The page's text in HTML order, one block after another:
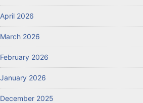
April 2026
March 2026
February 2026
January 2026
December 2025